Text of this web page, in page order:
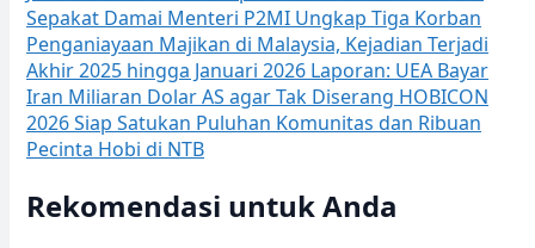
Sepakat Damai Menteri P2MI Ungkap Tiga Korban
Penganiayaan Majikan di Malaysia, Kejadian Terjadi
Akhir 2025 hingga Januari 2026 Laporan: UEA Bayar
Iran Miliaran Dolar AS agar Tak Diserang HOBICON
2026 Siap Satukan Puluhan Komunitas dan Ribuan
Pecinta Hobi di NTB
Rekomendasi untuk Anda